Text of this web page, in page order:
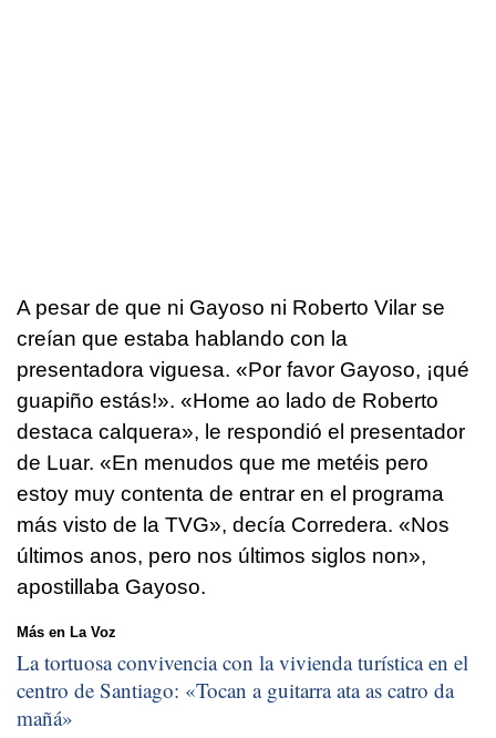
A pesar de que ni Gayoso ni Roberto Vilar se
creían que estaba hablando con la
presentadora viguesa. «Por favor Gayoso, ¡qué
guapiño estás!». «Home ao lado de Roberto
destaca calquera», le respondió el presentador
de Luar. «En menudos que me metéis pero
estoy muy contenta de entrar en el programa
más visto de la TVG», decía Corredera. «Nos
últimos anos, pero nos últimos siglos non»,
apostillaba Gayoso.
Más en La Voz
La tortuosa convivencia con la vivienda turística en el
centro de Santiago: «Tocan a guitarra ata as catro da
mañá»